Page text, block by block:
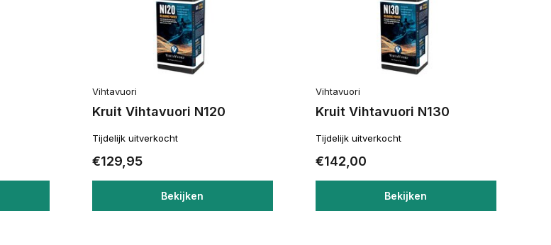
Vihtavuori
Kruit Vihtavuori N120
Tijdelijk uitverkocht
€129,95
Bekijken
Vihtavuori
Kruit Vihtavuori N130
Tijdelijk uitverkocht
€142,00
Bekijken